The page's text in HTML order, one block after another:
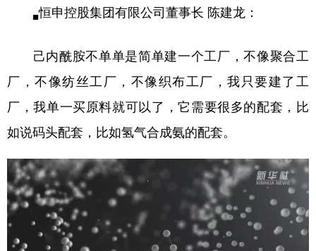
■恒申控股集团有限公司董事长 陈建龙：
己内酰胺不单单是简单建一个工厂，不像聚合工
厂，不像纺丝工厂，不像织布工厂，我只要建了工
厂，我单一买原料就可以了，它需要很多的配套，比
如说码头配套，比如氢气合成氨的配套。